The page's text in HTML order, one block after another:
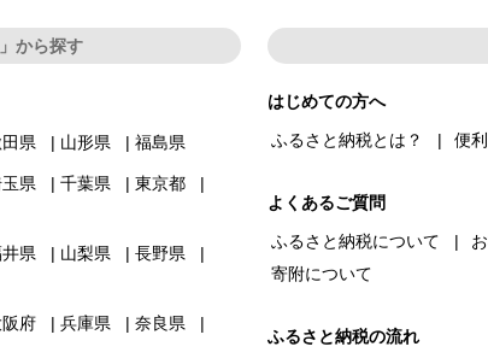
から探す
県 山形県 福島県
県 千葉県
東京都
県 山梨県
長野県
阪府 兵庫県
奈良県
はじめての方へ
ふるさと納税とは？
便
よくあるご質問
ふるさと納税について
寄附について
ふるさと納税の流れ